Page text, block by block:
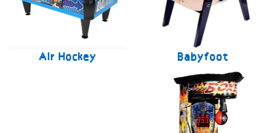
Air Hockey Babyfoot